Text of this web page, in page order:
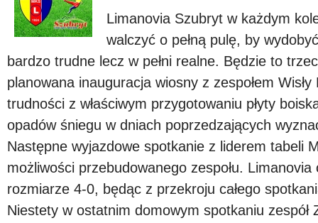
Limanovia Szubryt w każdym
walczyć o pełną pulę, by
bardzo trudne lecz w pełni realne. Będzie to
planowana inauguracja wiosny z zespołem
trudności z właściwym przygotowaniu płyty
opadów śniegu w dniach poprzedzających
Następne wyjazdowe spotkanie z liderem tabeli
możliwości przebudowanego zespołu.
rozmiarze 4-0, będąc z przekroju całego
Niestety w ostatnim domowym spotkaniu zespół